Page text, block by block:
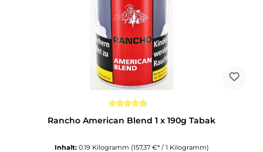
Rancho American Blend 1 x 190g Tabak
Inhalt: 0.19 Kilogramm (157,37 €* / 1 Kilogramm)